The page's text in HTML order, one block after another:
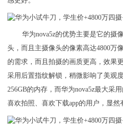
华为nova5z的优势主要是它的摄
头，而且主摄像头的像素高达4800万
的需求，而且拍摄的画质更高，效果
采用后置指纹解锁，稍微影响了美观
256GB的内存，而华为nova5z最大采
喜欢拍照、喜欢下载app的用户，显然